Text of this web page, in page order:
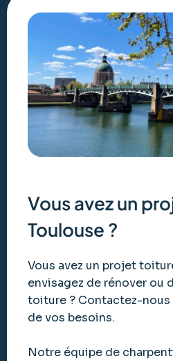
Vous avez un
Toulouse ?
Vous avez un projet
envisagez de rénover ou
toiture ? Contactez-nous
de vos besoins.
Notre équipe de